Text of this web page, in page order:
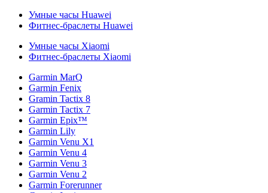
Умные часы Huawei
Фитнес-браслеты Huawei
Умные часы Xiaomi
Фитнес-браслеты Xiaomi
Garmin MarQ
Garmin Fenix
Gramin Tactix 8
Garmin Tactix 7
Garmin Epix™
Garmin Lily
Garmin Venu X1
Garmin Venu 4
Garmin Venu 3
Garmin Venu 2
Garmin Forerunner